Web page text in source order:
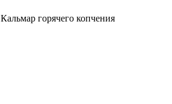
Кальмар горячего копчения